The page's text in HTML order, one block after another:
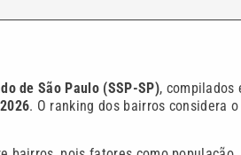
de São Paulo (SSP-SP), compilados
. O ranking dos bairros considera o